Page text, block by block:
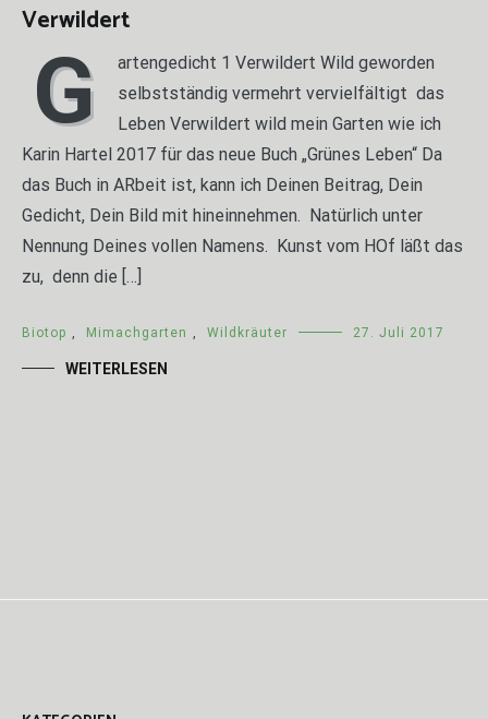
Verwildert
G
artengedicht 1 Verwildert Wild geworden
selbstständig vermehrt vervielfältigt das
Leben Verwildert wild mein Garten wie ich
Karin Hartel 2017 für das neue Buch „Grünes Leben“ Da
das Buch in ARbeit ist, kann ich Deinen Beitrag, Dein
Gedicht, Dein Bild mit hineinnehmen. Natürlich unter
Nennung Deines vollen Namens. Kunst vom HOf läßt das
zu, denn die […]
Biotop Mimachgarten Wildkräuter 27. Juli 2017
WEITERLESEN